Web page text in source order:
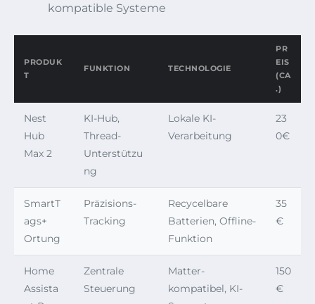
kompatible Systeme
PRODUK
T
FUNKTION TECHNOLOGIE
PR
EIS
(CA
.)
Nest
Hub
Max 2
KI-Hub,
Thread-
Unterstützu
ng
Lokale KI-
Verarbeitung
23
0€
SmartT
ags+
Ortung
Präzisions-
Tracking
Recycelbare
Batterien, Offline-
Funktion
35
€
Home
Assista
Zentrale
Steuerung
Matter-
kompatibel, KI-
150
€